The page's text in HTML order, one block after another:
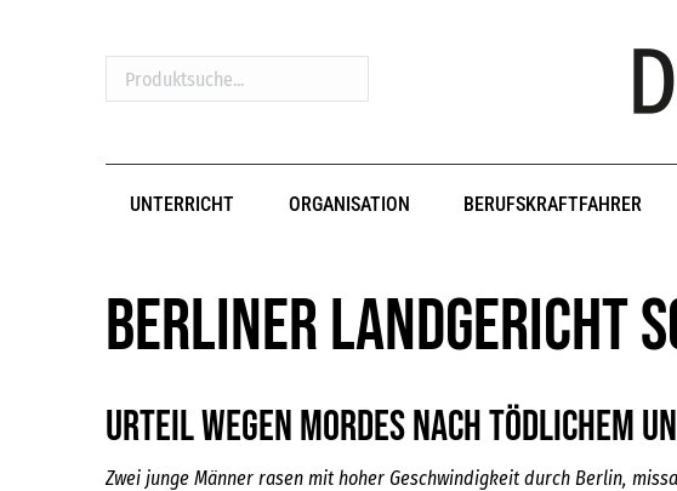
Produktsuche...
UNTERRICHT ORGANISATION BERUFSKRAFTFAHRER
Berliner Landgericht
Urteil wegen Mordes nach tödlichem
Zwei junge Männer rasen mit hoher Geschwindigkeit durch Berlin,